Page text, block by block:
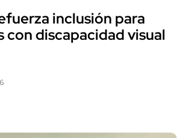
inclusión para
con discapacidad visual